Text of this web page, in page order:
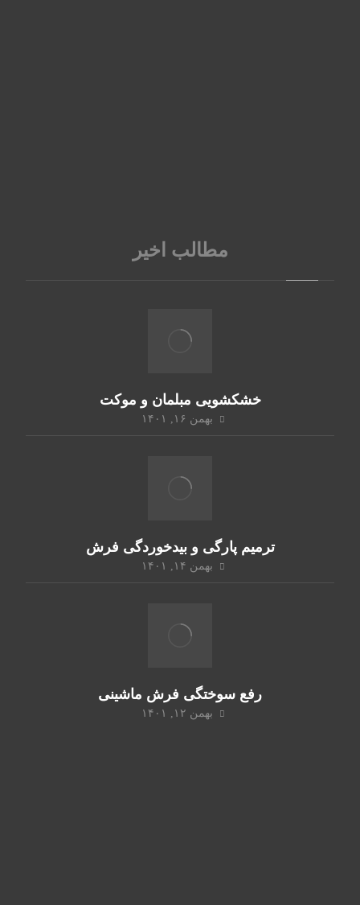
مطالب اخیر
خشکشویی مبلمان و موکت
بهمن ۱۶, ۱۴۰۱
ترمیم پارگی و بیدخوردگی فرش
بهمن ۱۴, ۱۴۰۱
رفع سوختگی فرش ماشینی
بهمن ۱۲, ۱۴۰۱